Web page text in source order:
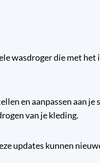
wasdroger die met
en aanpassen aan
van je kleding.
updates kunnen